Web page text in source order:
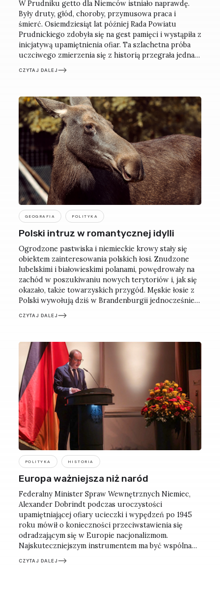
W Prudniku getto dla Niemców istniało naprawdę.
Były druty, głód, choroby, przymusowa praca i
śmierć. Osiemdziesiąt lat później Rada Powiatu
Prudnickiego zdobyła się na gest pamięci i wystąpiła z
inicjatywą upamiętnienia ofiar. Ta szlachetna próba
uczciwego zmierzenia się z historią przegrała jednak
z lokalną zaściankowością.
CZYTAJ DALEJ
GEOGRAFIA POLITYKA
Polski intruz w romantycznej idylli
Ogrodzone pastwiska i niemieckie krowy stały się
obiektem zainteresowania polskich łosi. Znudzone
lubelskimi i białowieskimi polanami, powędrowały na
zachód w poszukiwaniu nowych terytoriów i, jak się
okazało, także towarzyskich przygód. Męskie łosie z
Polski wywołują dziś w Brandenburgii jednocześnie
rozbawienie, przerażenie i bezradność. Tym bardziej
że tych zwierząt nie widziano tu od niemal 200 lat.
CZYTAJ DALEJ
POLITYKA HISTORIA
Europa ważniejsza niż naród
Federalny Minister Spraw Wewnętrznych Niemiec,
Alexander Dobrindt podczas uroczystości
upamiętniającej ofiary ucieczki i wypędzeń po 1945
roku mówił o konieczności przeciwstawienia się
odradzającym się w Europie nacjonalizmom.
Najskuteczniejszym instrumentem ma być wspólna
europejska tożsamość, silniejsza niż narodowe
egoizmy. Refleksje po berlińskim spotkaniu.
CZYTAJ DALEJ